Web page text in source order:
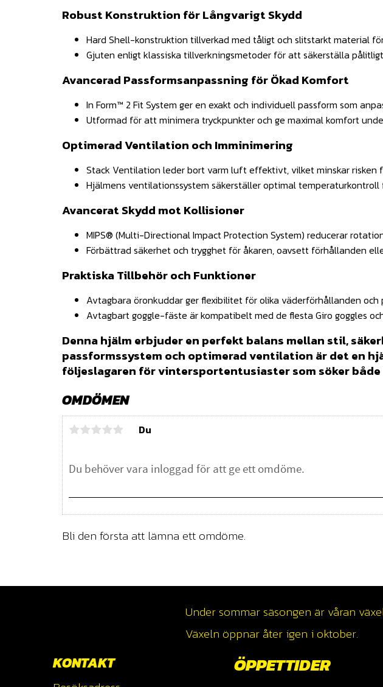
Robust Konstruktion för Långvarigt Skydd
Hard Shell-konstruktion tillverkad med tåligt och slitstarkt material
Gjuten enligt klassiska tillverkningsmetoder för att säkerställa
Avancerad Passformsanpassning för Ökad Komfort
In Form™ 2 Fit System ger en exakt och individuell passform som
Utformad för att minimera tryckpunkter och ge maximal komfort
Optimerad Ventilation och Imminimering
Stack Ventilation leder bort varm luft effektivt, vilket minskar risken
Hjälmens ventilationssystem säkerställer optimal temperaturkontroll
Avancerat Skydd mot Kollisioner
MIPS® (Multi-Directional Impact Protection System) reducerar
Förbättrad säkerhet och trygghet för åkaren, oavsett förhållanden
Praktiska Tillbehör och Funktioner
Avtagbara öronkuddar ger flexibilitet för olika väderförhållanden och
Avtagbart goggle-fäste är kompatibelt med de flesta Giro goggles
Denna hjälm erbjuder en perfekt balans mellan stil,
passformssystem och optimerad ventilation är det en
följeslagaren för vintersportentusiaster som söker
OMDÖMEN
Du
Bli den första att lämna ett omdöme.
Under sommar säsongen är våran
Växeln öppnar åter igen i oktober.
KONTAKT ÖPPETTIDER